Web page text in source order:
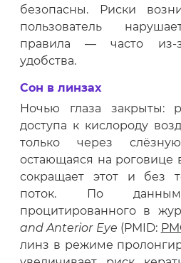
безопасны. Риски
пользователь
правила — часто из-
удобства.
Сон в линзах
Ночью глаза закрыты:
доступа к кислороду
только через
остающаяся на роговице
сокращает этот и без
поток. По данным
процитированного в
and Anterior Eye (PMID:
линз в режиме